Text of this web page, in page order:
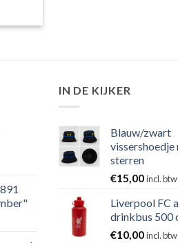
IN DE KIJKER
Blauw/zwart
vissershoedje
sterren
€15,00incl. btw
Liverpool FC
drinkbus 500
€10,00incl. btw